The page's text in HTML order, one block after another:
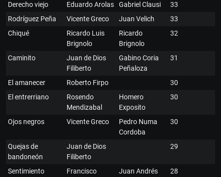
Derecho viejo Eduardo Arolas Gabriel Clausi
33
Rodríguez Peña
Vicente Greco Juan Velich
33
Chiqué
Ricardo Luis
Brignolo
Ricardo
Brignolo
32
Caminito
Juan de Dios
Filiberto
Gabino Coria
Peñaloza
31
El amanecer Roberto Firpo
30
El entrerriano
Rosendo
Mendizabal
Homero
Exposito
30
Ojos negros Vicente Greco
Pedro Numa
Cordoba
30
Quejas de
bandoneón
Juan de Dios
Filiberto
29
Sentimiento
Francisco
Juan Andrés
28